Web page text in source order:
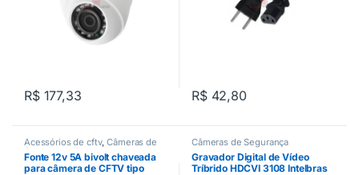
R$177,33 R$42,80
Acessórios de cftv,Câmeras de
Segurança ,Fontes
Fonte 12v 5A bivolt chaveada
para câmera de CFTV tipo
Câmeras de Segurança
Gravador Digital de Vídeo
Tríbrido HDCVI 3108 Intelbras